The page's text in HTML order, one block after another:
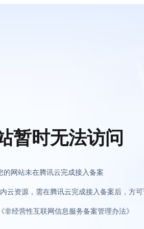
暂时无法访问
的网站未在腾讯云完成接入备案
云资源，需在腾讯云完成接入备案后，方
非经营性互联网信息服务备案管理办法》